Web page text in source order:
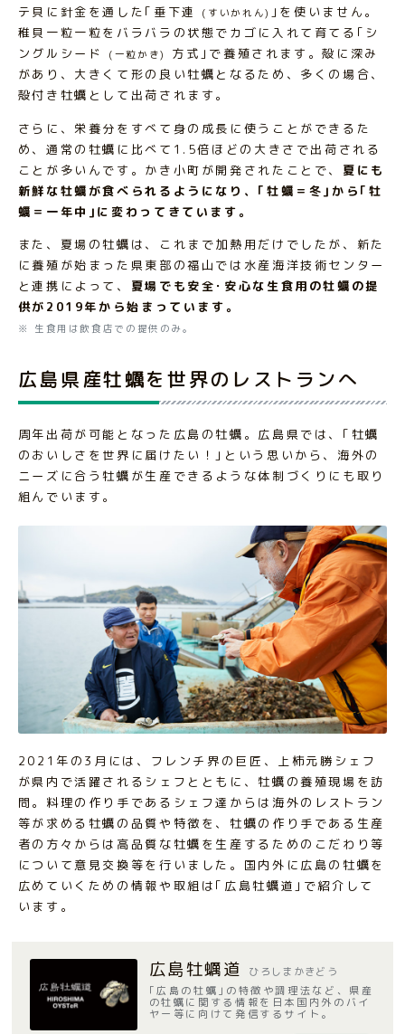
テ貝に針金を通した｢垂下連 (すいかれん) ｣を使いません。
稚貝一粒一粒をバラバラの状態でカゴに入れて育てる｢シ
ングルシード
(一粒かき)
方式｣で養殖されます。殻に深み
があり、大きくて形の良い牡蠣となるため、多くの場合、
殻付き牡蠣として出荷されます。
さらに、栄養分をすべて身の成長に使うことができるた
め、通常の牡蠣に比べて1.5倍ほどの大きさで出荷される
ことが多いんです。かき小町が開発されたことで、 夏にも
新鮮な牡蠣が食べられるようになり、｢牡蠣＝冬｣から｢牡
蠣＝一年中｣に変わってきています。
また、夏場の牡蠣は、これまで加熱用だけでしたが、新た
に養殖が始まった県東部の福山では水産海洋技術センター
と連携によって、 夏場でも安全･安心な生食用の牡蠣の提
供が2019年から始まっています。
※ 生食用は飲食店での提供のみ。
広島県産牡蠣を世界のレストランへ
周年出荷が可能となった広島の牡蠣。広島県では、｢牡蠣
のおいしさを世界に届けたい！｣という思いから、海外の
ニーズに合う牡蠣が生産できるような体制づくりにも取り
組んでいます。
2021年の3月には、フレンチ界の巨匠、上柿元勝シェフ
が県内で活躍されるシェフとともに、牡蠣の養殖現場を訪
問。料理の作り手であるシェフ達からは海外のレストラン
等が求める牡蠣の品質や特徴を、牡蠣の作り手である生産
者の方々からは高品質な牡蠣を生産するためのこだわり等
について意見交換等を行いました。国内外に広島の牡蠣を
広めていくための情報や取組は｢広島牡蠣道｣で紹介して
います。
広島牡蠣道
ひろしまかきどう
｢広島の牡蠣｣の特徴や調理法など、県産
の牡蠣に関する情報を日本国内外のバイ
ヤー等に向けて発信するサイト。